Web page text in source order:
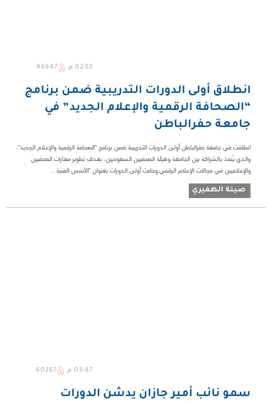
02:52 م 46647
انطلاق أولى الدورات التدريبية ضمن برنامج
“الصحافة الرقمية والإعلام الجديد” في
جامعة حفرالباطن
انطلقت في جامعة حفرالباطن أولى الدورات التدريبية ضمن برنامج "الصحافة الرقمية والإعلام الجديد"،
والذي يُنفذ بالشراكة بين الجامعة وهيئة الصحفيين السعوديين، بهدف تطوير مهارات الصحفيين
والإعلاميين في مجالات الإعلام الرقمي.وجاءت أولى الدورات بعنوان "الأسس الفنية ...
صيتة الظفيري
03:47 م 60267
سمو نائب أمير جازان يدشن الدورات